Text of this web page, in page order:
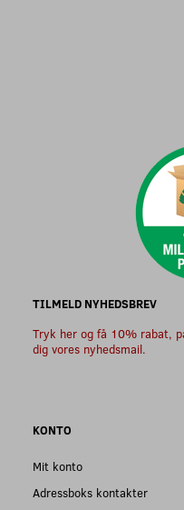
TILMELD NYHEDSBREV
Tryk her og få 10% rabat,
dig vores nyhedsmail.
KONTO
Mit konto
Adressboks kontakter